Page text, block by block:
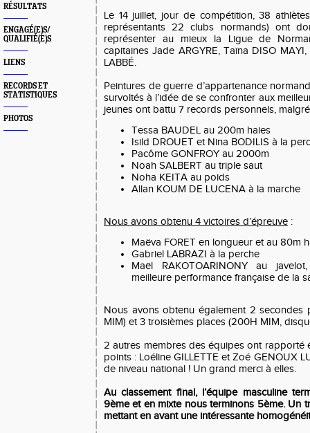
RÉSULTATS
ENGAGÉ(E)S/
QUALIFIÉ(E)S
LIENS
RECORDS ET
STATISTIQUES
PHOTOS
Le 14 juillet, jour de compétition, 38
représentants 22 clubs normands) ont
représenter au mieux la Ligue de
capitaines Jade ARGYRE, Taïna DISO
LABBÉ.
Peintures de guerre d’appartenance
survoltés à l’idée de se confronter aux
jeunes ont battu 7 records personnels,
Tessa BAUDEL au 200m haies
Isild DROUET et Nina BODILIS à la
Pacôme GONFROY au 2000m
Noah SALBERT au triple saut
Noha KEITA au poids
Allan KOUM DE LUCENA à la marche
Nous avons obtenu 4 victoires d’épreuve :
Maëva FORET en longueur et au 80m
Gabriel LABRAZI à la perche
Maël RAKOTOARINONY au
meilleure performance française de la
Nous avons obtenu également 2 secondes
MIM) et 3 troisièmes places (200H MIM,
2 autres membres des équipes ont rapporté
points : Loéline GILLETTE et Zoé GENOUX
de niveau national ! Un grand merci à elles.
Au classement final, l’équipe masculine
9ème et en mixte nous terminons 5ème. Un
mettant en avant une intéressante